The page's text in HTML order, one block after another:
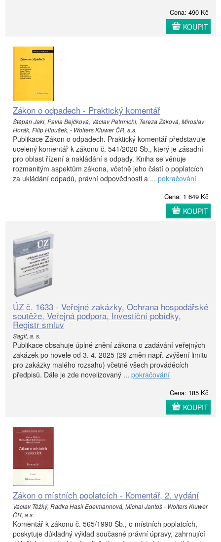
Cena: 490 Kč
KOUPIT
Zákon o odpadech - Praktický komentář
Štěpán Jakl, Pavla Bejčková, Václav Petrmichl, Tereza Žáková, Miroslav
Horák, Filip Hloušek, - Wolters Kluwer ČR, a.s.
Publikace Zákon o odpadech. Praktický komentář představuje
ucelený komentář k zákonu č. 541/2020 Sb., který je zásadní
pro oblast řízení a nakládání s odpady. Kniha se věnuje
rozmanitým aspektům zákona, včetně jeho částí o poplatcích
za ukládání odpadů, právní odpovědnosti a ... pokračování
Cena: 1 649 Kč
KOUPIT
ÚZ č. 1633 - Veřejné zakázky, Ochrana hospodářské
soutěže, Veřejná podpora, Investiční pobídky,
Registr smluv
Sagit, a. s.
Publikace obsahuje úplné znění zákona o zadávání veřejných
zakázek po novele od 3. 4. 2025 (29 změn např. zvýšení limitu
pro zakázky malého rozsahu) včetně všech prováděcích
předpisů. Dále je zde novelizovaný ... pokračování
Cena: 185 Kč
KOUPIT
Zákon o místních poplatcích - Komentář, 2. vydání
Václav Těžký, Radka Hasil Edelmannová, Michal Jantoš - Wolters Kluwer
ČR, a.s.
Komentář k zákonu č. 565/1990 Sb., o místních poplatcích,
poskytuje důkladný výklad současné právní úpravy, zahrnující